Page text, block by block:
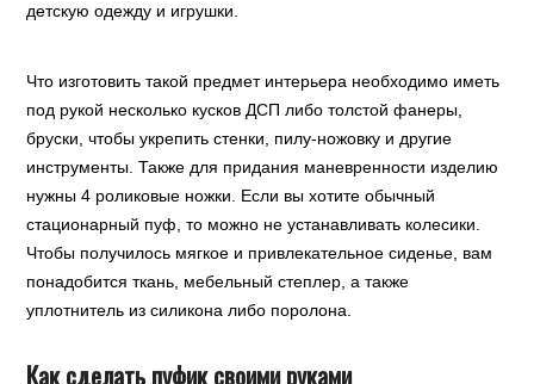
детскую одежду и игрушки.
Что изготовить такой предмет интерьера необходимо иметь
под рукой несколько кусков ДСП либо толстой фанеры,
бруски, чтобы укрепить стенки, пилу-ножовку и другие
инструменты. Также для придания маневренности изделию
нужны 4 роликовые ножки. Если вы хотите обычный
стационарный пуф, то можно не устанавливать колесики.
Чтобы получилось мягкое и привлекательное сиденье, вам
понадобится ткань, мебельный степлер, а также
уплотнитель из силикона либо поролона.
Как сделать пуфик своими руками